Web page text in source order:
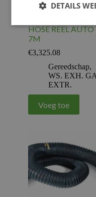
HOSE REEL AUTO
7M
€3,325.08
Gereedschap,
WS. EXH.
EXTR.
Voeg toe
DETAILS